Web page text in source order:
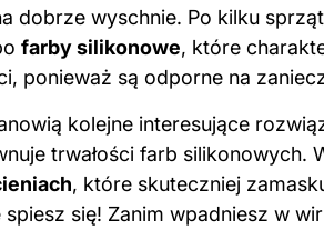
dobrze wyschnie. Po kilku
farby silikonowe, które
ponieważ są odporne na
kolejne interesujące
trwałości farb
, które skuteczniej
się! Zanim wpadniesz w